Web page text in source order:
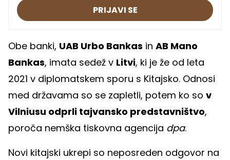
PRIJAVI SE
Obe banki, UAB Urbo Bankas in AB Mano
Bankas, imata sedež v Litvi, ki je že od leta
2021 v diplomatskem sporu s Kitajsko. Odnosi
med državama so se zapletli, potem ko so v
Vilniusu odprli tajvansko predstavništvo,
poroča nemška tiskovna agencija dpa.
Novi kitajski ukrepi so neposreden odgovor na